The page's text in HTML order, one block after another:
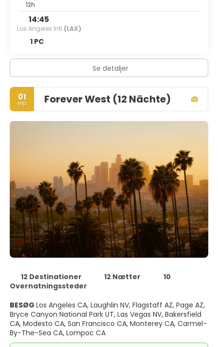
12h
14:45
Los Angeles Intl (LAX)
1 PC
Se detaljer
01
sep. Forever West (12 Nächte)
12 Destinationer 12 Nætter
10
Overnatningssteder
BESØG Los Angeles CA, Laughlin NV, Flagstaff AZ, Page AZ,
Bryce Canyon National Park UT, Las Vegas NV, Bakersfield
CA, Modesto CA, San Francisco CA, Monterey CA, Carmel-
By-The-Sea CA, Lompoc CA